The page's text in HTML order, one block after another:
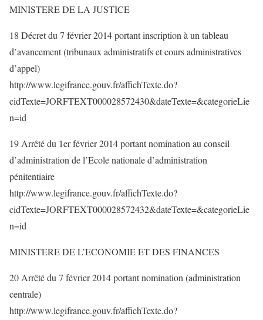
MINISTERE DE LA JUSTICE
18 Décret du 7 février 2014 portant inscription à un tableau
d’avancement (tribunaux administratifs et cours administratives
d’appel)
http://www.legifrance.gouv.fr/affichTexte.do?
cidTexte=JORFTEXT000028572430&dateTexte=&categorieLie
n=id
19 Arrêté du 1er février 2014 portant nomination au conseil
d’administration de l’Ecole nationale d’administration
pénitentiaire
http://www.legifrance.gouv.fr/affichTexte.do?
cidTexte=JORFTEXT000028572432&dateTexte=&categorieLie
n=id
MINISTERE DE L’ECONOMIE ET DES FINANCES
20 Arrêté du 7 février 2014 portant nomination (administration
centrale)
http://www.legifrance.gouv.fr/affichTexte.do?